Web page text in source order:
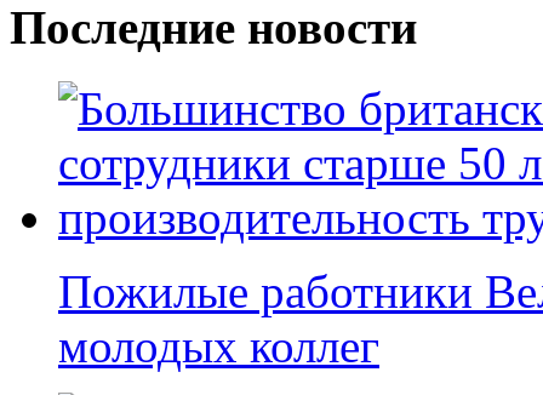
Последние новости
Пожилые работники
молодых коллег